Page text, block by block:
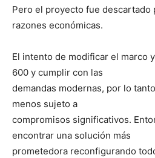
Pero el proyecto fue
razones económicas.
El intento de modificar el marco
600 y cumplir con las
demandas modernas, por lo
menos sujeto a
compromisos significativos.
encontrar una solución más
prometedora reconfigurando